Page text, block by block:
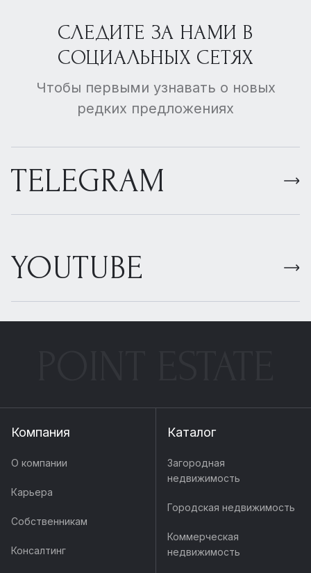
СЛЕДИТЕ ЗА НАМИ В
СОЦИАЛЬНЫХ СЕТЯХ
Чтобы первыми узнавать о новых
редких предложениях
TELEGRAM
YOUTUBE
Компания
О компании
Карьера
Собственникам
Консалтинг
Каталог
Загородная
недвижимость
Городская недвижимость
Коммерческая
недвижимость